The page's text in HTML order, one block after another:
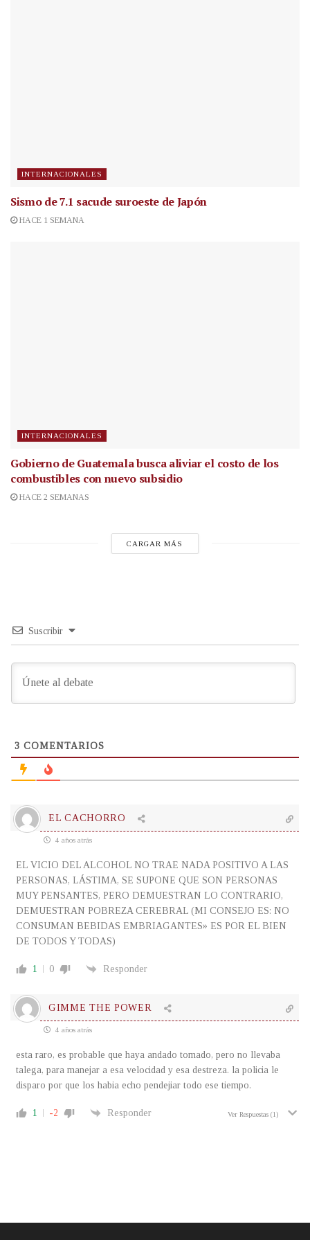
INTERNACIONALES
Sismo de 7.1 sacude suroeste de Japón
HACE 1 SEMANA
INTERNACIONALES
Gobierno de Guatemala busca aliviar el costo de los
combustibles con nuevo subsidio
HACE 2 SEMANAS
CARGAR MÁS
Suscribir
3 COMENTARIOS
EL CACHORRO
4 años atrás
EL VICIO DEL ALCOHOL NO TRAE NADA POSITIVO A LAS
PERSONAS, LÁSTIMA, SE SUPONE QUE SON PERSONAS
MUY PENSANTES, PERO DEMUESTRAN LO CONTRARIO,
DEMUESTRAN POBREZA CEREBRAL (MI CONSEJO ES: NO
CONSUMAN BEBIDAS EMBRIAGANTES» ES POR EL BIEN
DE TODOS Y TODAS)
1 0 Responder
GIMME THE POWER
4 años atrás
esta raro, es probable que haya andado tomado, pero no llevaba
talega, para manejar a esa velocidad y esa destreza. la policia le
disparo por que los habia echo pendejiar todo ese tiempo.
1 -2 Responder Ver Respuestas (1)